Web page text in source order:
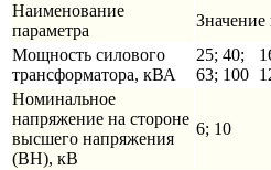
Наименование
параметра
Значение
Мощность силового
трансформатора, кВА
25; 40;
63; 100
Номинальное
напряжение на стороне
высшего напряжения
(ВН), кВ
6; 10